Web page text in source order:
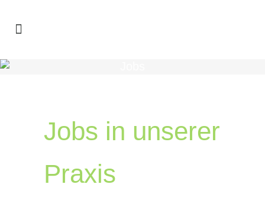
Jobs in unserer
Praxis